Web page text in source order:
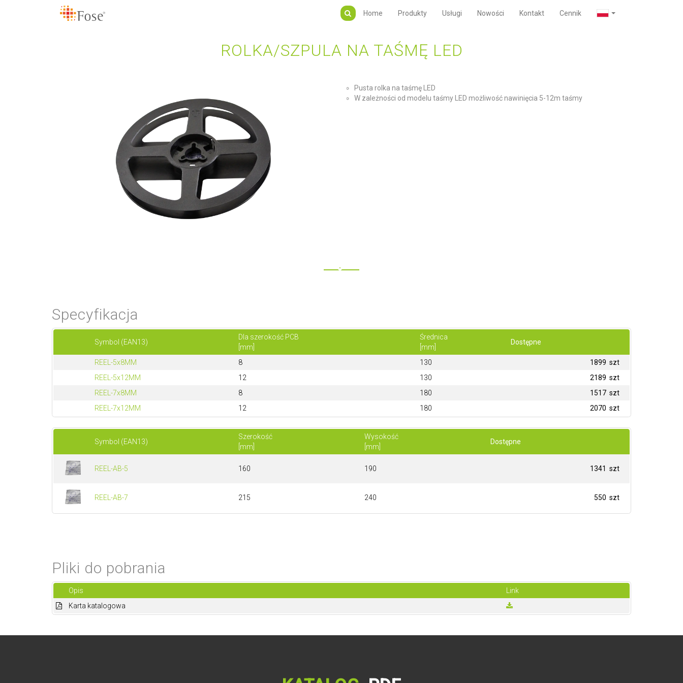
Home Produkty Usługi Nowości Kontakt Cennik
ROLKA/SZPULA NA TAŚMĘ LED
Pusta rolka na taśmę LED
W zależności od modelu taśmy LED możliwość nawinięcia 5-12m taśmy
Specyfikacja
Symbol (EAN13)
Dla szerokość PCB
[mm]
Średnica
[mm]
Dostępne
REEL-5x8MM 8 130
1899 szt
REEL-5x12MM
12 130
2189 szt
REEL-7x8MM
8 180
1517 szt
REEL-7x12MM
12 180 2070 szt
Symbol (EAN13)
Szerokość
[mm]
Wysokość
[mm]
Dostępne
REEL-AB-5 160 190 1341 szt
REEL-AB-7 215 240 550 szt
Pliki do pobrania
Opis
Link
Karta katalogowa